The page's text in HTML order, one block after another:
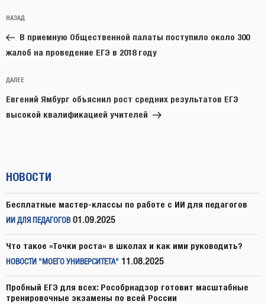
по
записям
Предыдущая
запись:
НАЗАД
В приемную Общественной палаты поступило около 300
жалоб на проведение ЕГЭ в 2018 году
Следующая
запись
ДАЛЕЕ
Евгений Ямбург объяснил рост средних результатов ЕГЭ
высокой квалификацией учителей
НОВОСТИ
Бесплатные мастер-классы по работе с ИИ для педагогов
ИИ ДЛЯ ПЕДАГОГОВ 01.09.2025
Что такое «Точки роста» в школах и как ими руководить?
НОВОСТИ "МОЕГО УНИВЕРСИТЕТА" 11.08.2025
Пробный ЕГЭ для всех: Рособрнадзор готовит масштабные
тренировочные экзамены по всей России